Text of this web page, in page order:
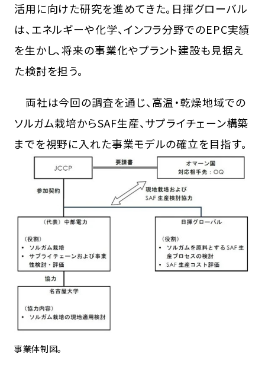
活用に向けた研究を進めてきた。日揮グローバル
は、エネルギーや化学、インフラ分野でのEPC実績
を生かし、将来の事業化やプラント建設も見据え
た検討を担う。
両社は今回の調査を通じ、高温・乾燥地域での
ソルガム栽培からSAF生産、サプライチェーン構築
までを視野に入れた事業モデルの確立を目指す。
事業体制図。